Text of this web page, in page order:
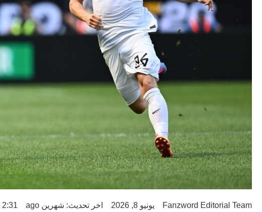
Fanzword Editorial Team يونيو 8, 2026 اخر تحديث: شهرين ago 2:31 م